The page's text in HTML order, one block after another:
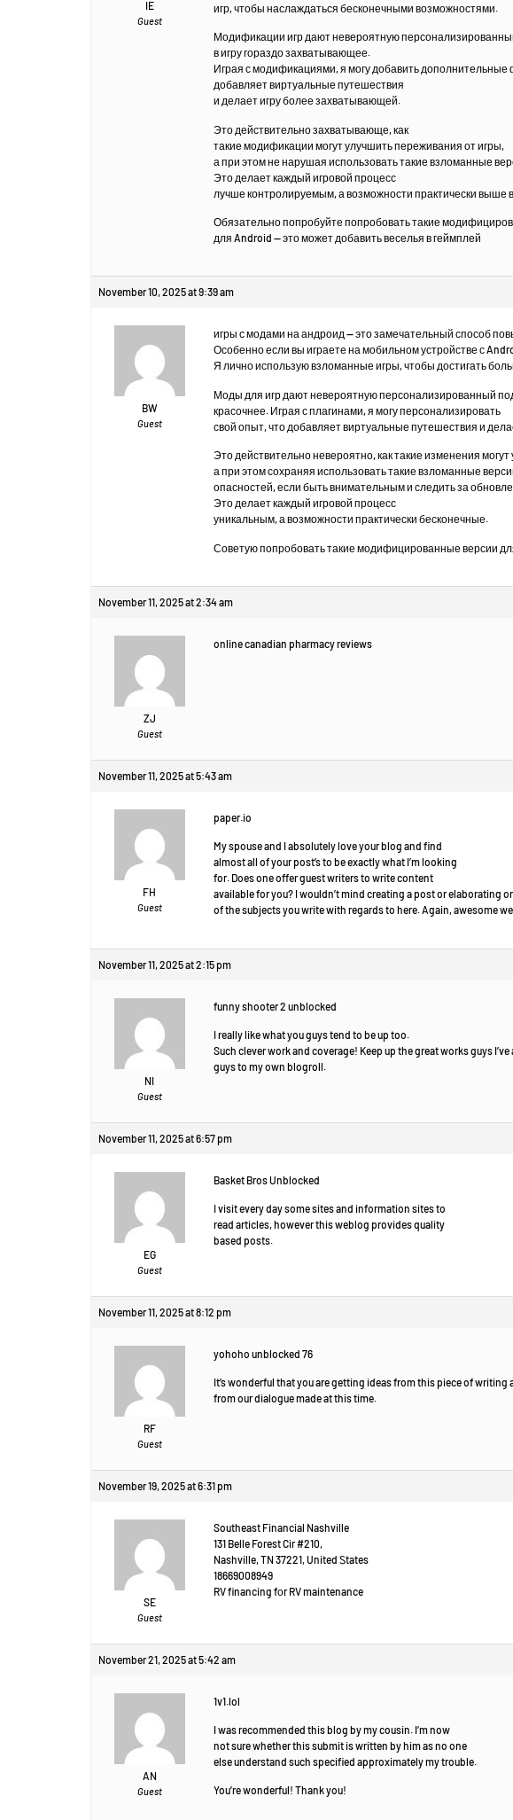
IE
Guest
игр, чтобы наслаждаться бесконечными возможностями.
Модификации игр дают невероятную
в игру гораздо захватывающее.
Играя с модификациями, я могу добавить дополнительные
добавляет виртуальные путешествия
и делает игру более захватывающей.
Это действительно захватывающе, как
такие модификации могут улучшить переживания от игры,
а при этом не нарушая использовать такие взломанные
Это делает каждый игровой процесс
лучше контролируемым, а возможности практически выше
Обязательно попробуйте попробовать такие
для Android — это может добавить веселья в геймплей
November 10, 2025 at 9:39 am
BW
Guest
игры с модами на андроид — это замечательный способ
Особенно если вы играете на мобильном устройстве с
Я лично использую взломанные игры, чтобы достигать
Моды для игр дают невероятную персонализированный
красочнее. Играя с плагинами, я могу персонализировать
свой опыт, что добавляет виртуальные путешествия и
Это действительно невероятно, как такие изменения
а при этом сохраняя использовать такие взломанные
опасностей, если быть внимательным и следить за
Это делает каждый игровой процесс
уникальным, а возможности практически бесконечные.
Советую попробовать такие модифицированные версии
November 11, 2025 at 2:34 am
ZJ
Guest
online canadian pharmacy reviews
November 11, 2025 at 5:43 am
FH
Guest
paper.io
My spouse and I absolutely love your blog and find
almost all of your post’s to be exactly what I’m looking
for. Does one offer guest writers to write content
available for you? I wouldn’t mind creating a post or elaborating
of the subjects you write with regards to here. Again, awesome
November 11, 2025 at 2:15 pm
NI
Guest
funny shooter 2 unblocked
I really like what you guys tend to be up too.
Such clever work and coverage! Keep up the great works guys I’ve
guys to my own blogroll.
November 11, 2025 at 6:57 pm
EG
Guest
Basket Bros Unblocked
I visit every day some sites and information sites to
read articles, however this weblog provides quality
based posts.
November 11, 2025 at 8:12 pm
RF
Guest
yohoho unblocked 76
It’s wonderful that you are getting ideas from this piece of writing
from our dialogue made at this time.
November 19, 2025 at 6:31 pm
SE
Guest
Southeast Financial Nashville
131 Belle Forest Cir #210,
Nashville, TN 37221, United Ꮪtates
18669008949
RV financing fоr RV maintenance
November 21, 2025 at 5:42 am
AN
Guest
1v1.lol
I was recommended this blog by my cousin. I’m now
not sure whether this submit is written by him as no one
else understand such specified approximately my trouble.
You’re wonderful! Thank you!